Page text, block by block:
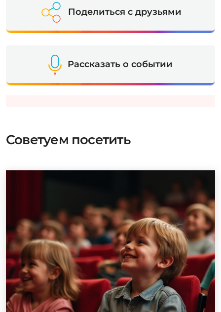
Поделиться с друзьями
Рассказать о событии
Советуем посетить